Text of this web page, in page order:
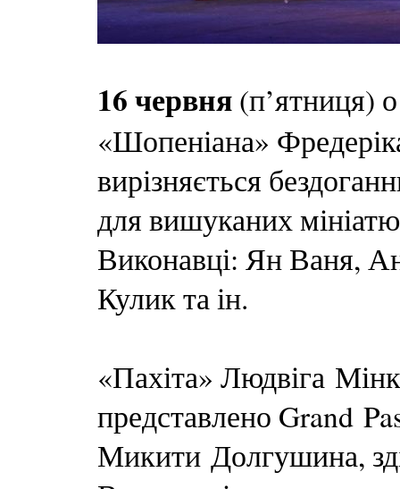
16 червня (п’ятниця)
«Шопеніана»
вирізняється
для вишуканих
Виконавці: Ян Ваня,
Кулик та ін.
«Пахіта» Людвіга
представлено Grand
Микити Долгушина,